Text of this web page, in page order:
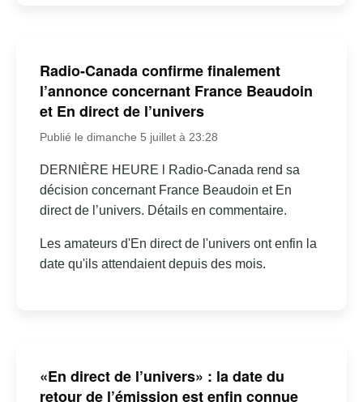
Radio-Canada confirme finalement
l’annonce concernant France Beaudoin
et En direct de l’univers
Publié le dimanche 5 juillet à 23:28
DERNIÈRE HEURE l Radio-Canada rend sa
décision concernant France Beaudoin et En
direct de l’univers. Détails en commentaire.
Les amateurs d'En direct de l'univers ont enfin la
date qu'ils attendaient depuis des mois.
«En direct de l’univers» : la date du
retour de l’émission est enfin connue